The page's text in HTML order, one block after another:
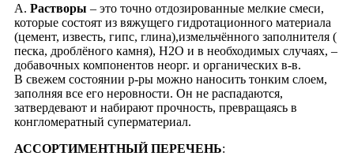
А. Растворы – это точно отдозированные мелкие смеси,
которые состоят из вяжущего гидротационного материала
(цемент, известь, гипс, глина),измельчённого заполнителя (
песка, дроблёного камня), Н2О и в необходимых случаях, –
добавочных компонентов неорг. и органических в-в.
В свежем состоянии р-ры можно наносить тонким слоем,
заполняя все его неровности. Он не распадаются,
затвердевают и набирают прочность, превращаясь в
конгломератный суперматериал.
АССОРТИМЕНТНЫЙ ПЕРЕЧЕНЬ: